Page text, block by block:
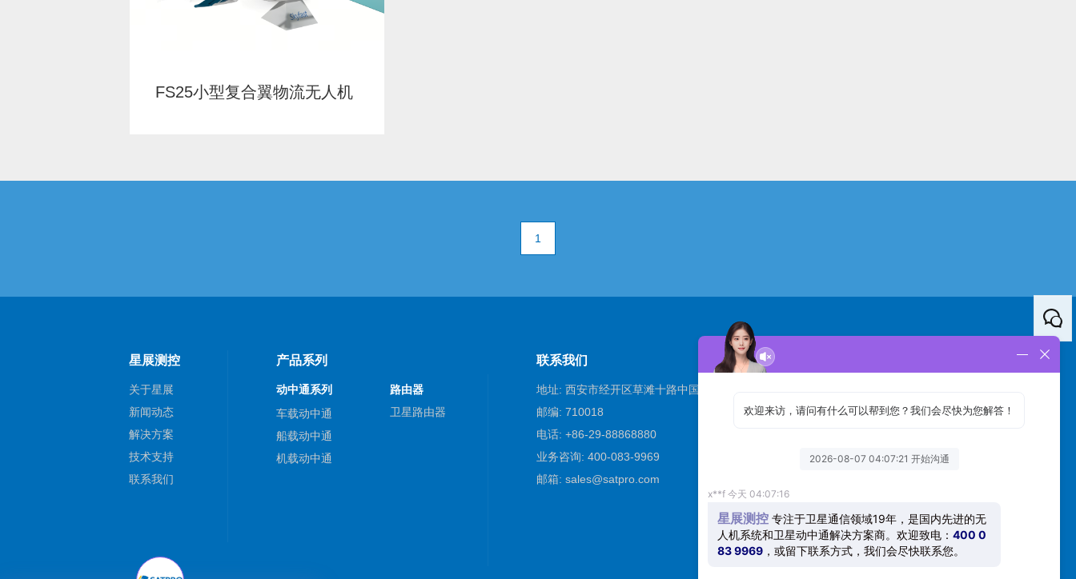
FS25小型复合翼物流无人机
1
星展测控
关于星展
新闻动态
解决方案
技术支持
联系我们
产品系列
动中通系列
车载动中通
船载动中通
机载动中通
路由器
卫星路由器
联系我们
地址: 西安市经开区草滩十路中国电子产业园五号楼6层
邮编: 710018
电话: +86-29-88868880
业务咨询: 400-083-9969
邮箱: sales@satpro.com
831244